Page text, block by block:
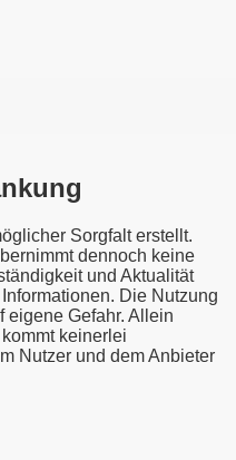
Sorgfalt erstellt.
dennoch keine
und Aktualität
Die Nutzung
eigene Gefahr. Allein
keinerlei
Nutzer und dem Anbieter